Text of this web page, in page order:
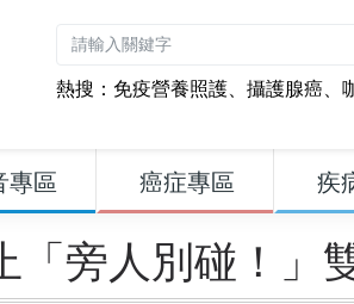
熱搜： 免疫營養照護、 攝護腺癌、
專區 癌症專區 疾
「旁人別碰！」